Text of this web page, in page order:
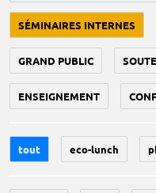
SÉMINAIRES INTERNES
GRAND PUBLIC
ENSEIGNEMENT
tout eco-lunch